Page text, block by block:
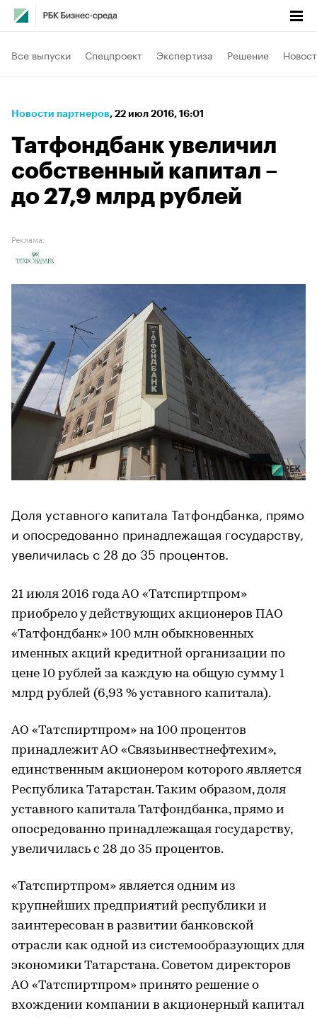
Все выпуски Спецпроект Экспертиза Решение
Новости партнеров⁠, 22 июл 2016, 16:01
Татфондбанк увеличил
собственный капитал –
до 27,9 млрд рублей
Реклама:
Доля уставного капитала Татфондбанка, прямо
и опосредованно принадлежащая государству,
увеличилась с 28 до 35 процентов.
21 июля 2016 года АО «Татспиртпром»
приобрело у действующих акционеров ПАО
«Татфондбанк» 100 млн обыкновенных
именных акций кредитной организации по
цене 10 рублей за каждую на общую сумму 1
млрд рублей (6,93 % уставного капитала).
АО «Татспиртпром» на 100 процентов
принадлежит АО «Связьинвестнефтехим»,
единственным акционером которого является
Республика Татарстан. Таким образом, доля
уставного капитала Татфондбанка, прямо и
опосредованно принадлежащая государству,
увеличилась с 28 до 35 процентов.
«Татспиртпром» является одним из
крупнейших предприятий республики и
заинтересован в развитии банковской
отрасли как одной из системообразующих для
экономики Татарстана. Советом директоров
АО «Татспиртпром» принято решение о
вхождении компании в акционерный капитал